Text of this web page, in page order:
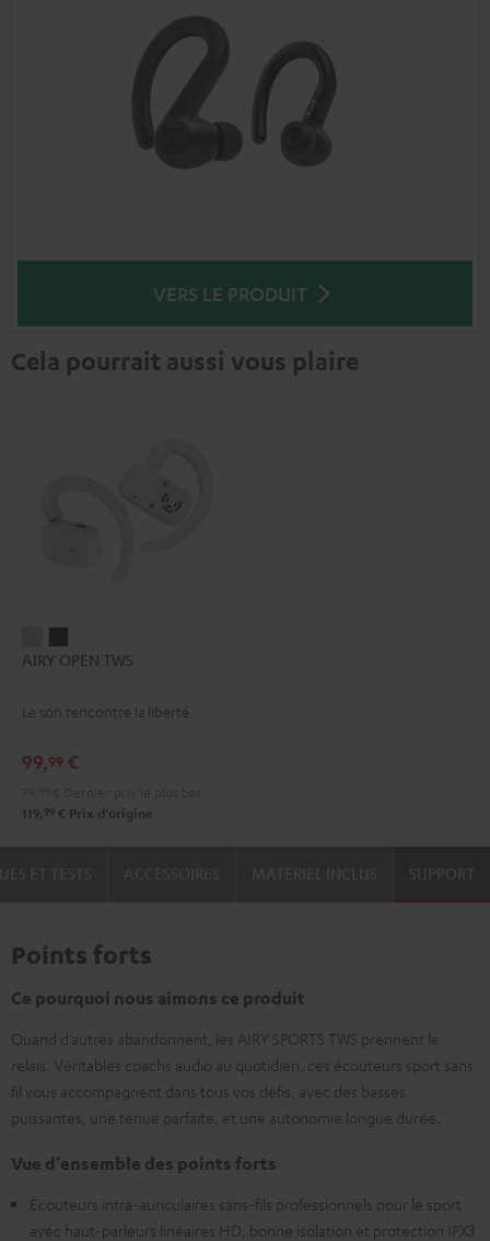
VERS LE PRODUIT
Cela pourrait aussi vous plaire
OPEN
Moon
OPEN
Night
AIRY OPEN TWS
Le son rencontre la liberté
99,99 €
119, 99 € Prix d'origine
SUPPORT
Points forts
Ce pourquoi nous aimons ce produit
Quand d’autres abandonnent, les AIRY SPORTS TWS prennent le
relais. Véritables coachs audio au quotidien, ces écouteurs sport sans
fil vous accompagnent dans tous vos défis, avec des basses
puissantes, une tenue parfaite, et une autonomie longue durée.
Vue d’ensemble des points forts
Écouteurs intra-auriculaires sans-fils professionnels pour le sport
avec haut-parleurs linéaires HD, bonne isolation et protection IPX3